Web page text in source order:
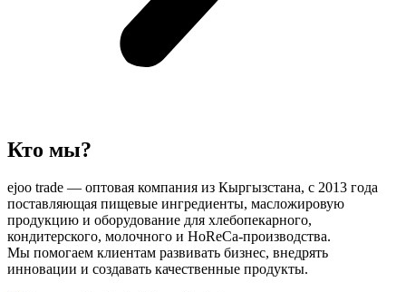
Кто мы?
ejoo trade — оптовая компания из Кыргызстана, с 2013 года
поставляющая пищевые ингредиенты, масложировую
продукцию и оборудование для хлебопекарного,
кондитерского, молочного и HoReCa-производства.
Мы помогаем клиентам развивать бизнес, внедрять
инновации и создавать качественные продукты.